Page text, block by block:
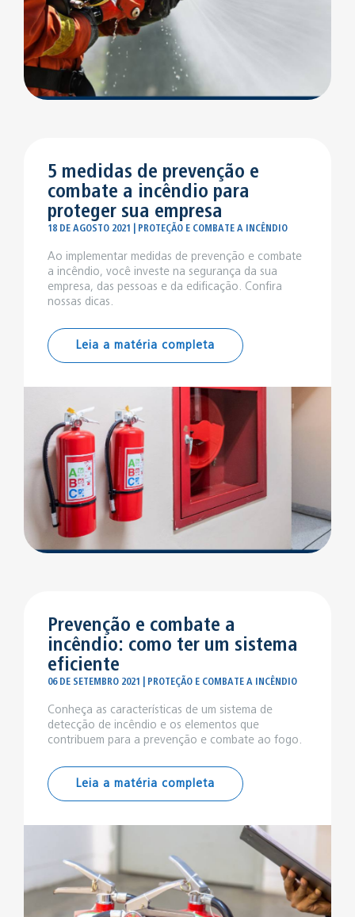
5 medidas de prevenção e
combate a incêndio para
proteger sua empresa
18 DE AGOSTO 2021 | PROTEÇÃO E COMBATE A INCÊNDIO
Ao implementar medidas de prevenção e combate
a incêndio, você investe na segurança da sua
empresa, das pessoas e da edificação. Confira
nossas dicas.
Leia a matéria completa
Prevenção e combate a
incêndio: como ter um sistema
eficiente
06 DE SETEMBRO 2021 | PROTEÇÃO E COMBATE A INCÊNDIO
Conheça as características de um sistema de
detecção de incêndio e os elementos que
contribuem para a prevenção e combate ao fogo.
Leia a matéria completa